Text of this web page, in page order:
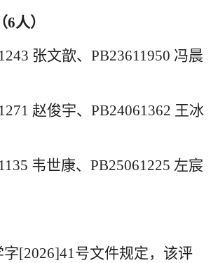
6人）
张文歆、 PB23611950 冯晨
赵俊宇、 PB24061362 王冰
韦世康、 PB25061225 左宸
[2026]41号文件规定，该评